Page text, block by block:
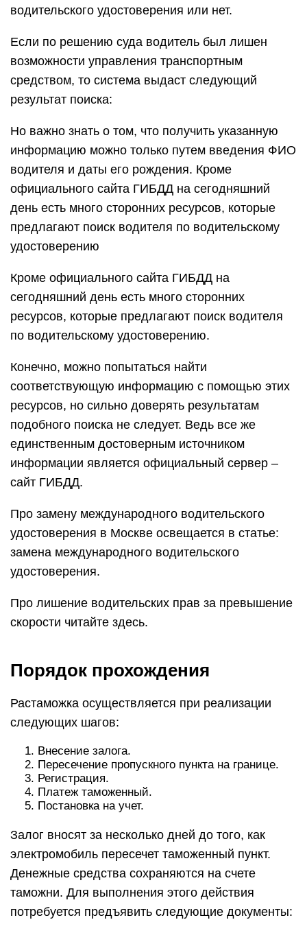
водительского удостоверения или нет.
Если по решению суда водитель был лишен
возможности управления транспортным
средством, то система выдаст следующий
результат поиска:
Но важно знать о том, что получить указанную
информацию можно только путем введения ФИО
водителя и даты его рождения. Кроме
официального сайта ГИБДД на сегодняшний
день есть много сторонних ресурсов, которые
предлагают поиск водителя по водительскому
удостоверению
Кроме официального сайта ГИБДД на
сегодняшний день есть много сторонних
ресурсов, которые предлагают поиск водителя
по водительскому удостоверению.
Конечно, можно попытаться найти
соответствующую информацию с помощью этих
ресурсов, но сильно доверять результатам
подобного поиска не следует. Ведь все же
единственным достоверным источником
информации является официальный сервер –
сайт ГИБДД.
Про замену международного водительского
удостоверения в Москве освещается в статье:
замена международного водительского
удостоверения.
Про лишение водительских прав за превышение
скорости читайте здесь.
Порядок прохождения
Растаможка осуществляется при реализации
следующих шагов:
Внесение залога.
Пересечение пропускного пункта на границе.
Регистрация.
Платеж таможенный.
Постановка на учет.
Залог вносят за несколько дней до того, как
электромобиль пересечет таможенный пункт.
Денежные средства сохраняются на счете
таможни. Для выполнения этого действия
потребуется предъявить следующие документы: